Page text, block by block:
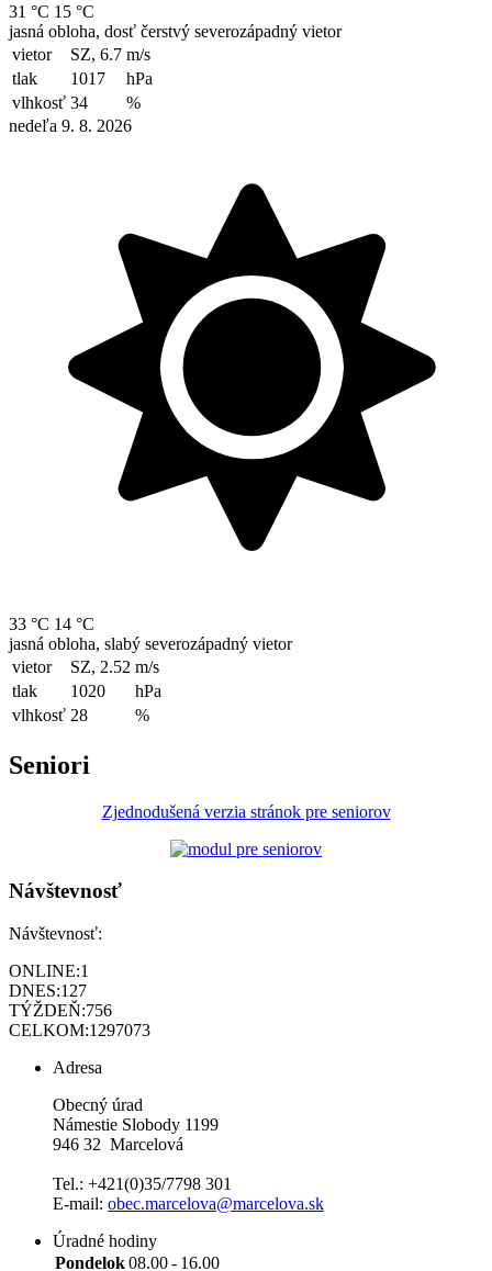
31 °C 15 °C
jasná obloha, dosť čerstvý severozápadný vietor
vietor
SZ, 6.7 m/s
tlak
1017
hPa
vlhkosť 34
%
nedeľa 9. 8. 2026
33 °C 14 °C
jasná obloha, slabý severozápadný vietor
vietor
SZ, 2.52 m/s
tlak
1020
hPa
vlhkosť 28 %
Seniori
Zjednodušená verzia stránok pre seniorov
Návštevnosť
Návštevnosť:
ONLINE:1
DNES:127
TÝŽDEŇ:756
CELKOM:1297073
Adresa
Obecný úrad
Námestie Slobody 1199
946 32 Marcelová
Tel.: +421(0)35/7798 301
E-mail: obec.marcelova@marcelova.sk
Úradné hodiny
Pondelok08.00- 16.00